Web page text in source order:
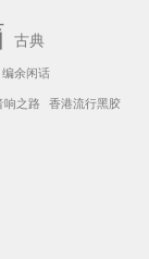
古典
编余闲话
响之路 香港流行黑胶